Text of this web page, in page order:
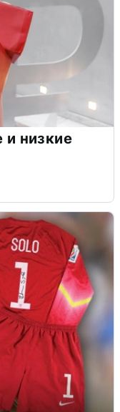
низкие